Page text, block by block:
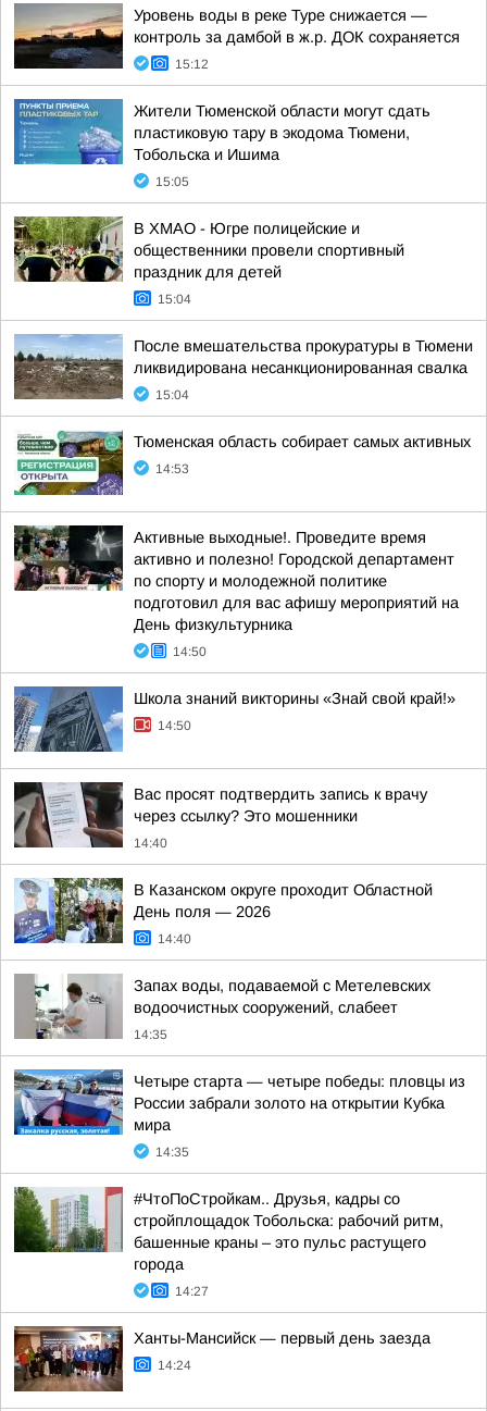
Уровень воды в реке Туре снижается —
контроль за дамбой в ж.р. ДОК сохраняется
15:12
Жители Тюменской области могут сдать
пластиковую тару в экодома Тюмени,
Тобольска и Ишима
15:05
В ХМАО - Югре полицейские и
общественники провели спортивный
праздник для детей
15:04
После вмешательства прокуратуры в Тюмени
ликвидирована несанкционированная свалка
15:04
Тюменская область собирает самых активных
14:53
Активные выходные!. Проведите время
активно и полезно! Городской департамент
по спорту и молодежной политике
подготовил для вас афишу мероприятий на
День физкультурника
14:50
Школа знаний викторины «Знай свой край!»
14:50
Вас просят подтвердить запись к врачу
через ссылку? Это мошенники
14:40
В Казанском округе проходит Областной
День поля — 2026
14:40
Запах воды, подаваемой с Метелевских
водоочистных сооружений, слабеет
14:35
Четыре старта — четыре победы: пловцы из
России забрали золото на открытии Кубка
мира
14:35
#ЧтоПоСтройкам.. Друзья, кадры со
стройплощадок Тобольска: рабочий ритм,
башенные краны – это пульс растущего
города
14:27
Ханты-Мансийск — первый день заезда
14:24